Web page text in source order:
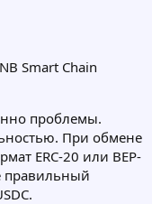
Smart Chain
проблемы.
При обмене
ERC-20 или BEP-
правильный